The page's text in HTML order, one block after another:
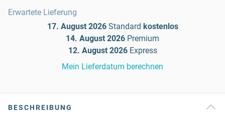
Erwartete Lieferung
17. August 2026 Standard kostenlos
14. August 2026 Premium
12. August 2026 Express
Mein Lieferdatum berechnen
BESCHREIBUNG